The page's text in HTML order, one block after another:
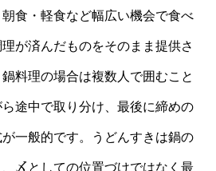
食・軽食など幅広い機会で食べ
が済んだものをそのまま提供さ
料理の場合は複数人で囲むこと
途中で取り分け、最後に締めの
一般的です。うどんすきは鍋の
〆としての位置づけではなく最